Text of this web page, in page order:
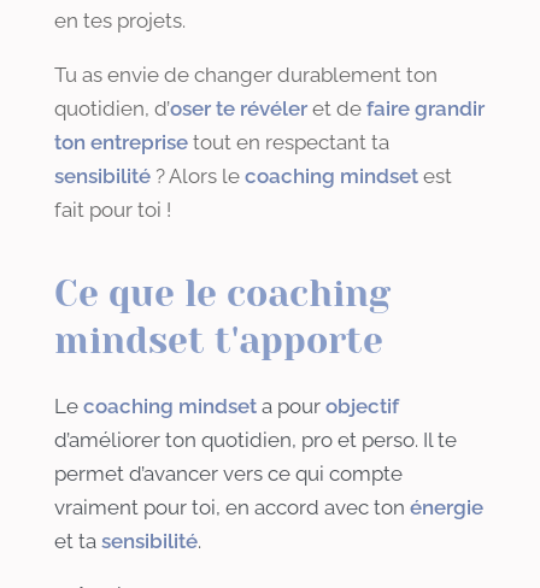
en tes projets.
Tu as envie de changer durablement ton
quotidien, d’oser te révéler et de faire grandir
ton entreprise tout en respectant ta
sensibilité ? Alors le coaching mindset est
fait pour toi !
Ce que le coaching
mindset t'apporte
Le coaching mindset a pour objectif
d’améliorer ton quotidien, pro et perso. Il te
permet d’avancer vers ce qui compte
vraiment pour toi, en accord avec ton énergie
et ta sensibilité.